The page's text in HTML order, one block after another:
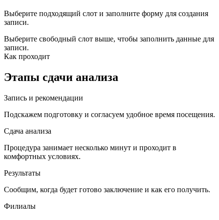
Выберите подходящий слот и заполните форму для создания
записи.
Выберите свободный слот выше, чтобы заполнить данные для
записи.
Как проходит
Этапы сдачи анализа
Запись и рекомендации
Подскажем подготовку и согласуем удобное время посещения.
Сдача анализа
Процедура занимает несколько минут и проходит в
комфортных условиях.
Результаты
Сообщим, когда будет готово заключение и как его получить.
Филиалы